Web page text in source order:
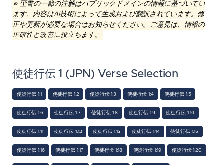
※ 聖書の一節の注解はパブリックドメインの情報に基づいてい
ます。内容はAI技術によって生成および翻訳されています。修
正や更新が必要な場合はお知らせください。ご意見は、情報の
正確性と改善に役立ちます。
使徒行伝 1 (JPN) Verse Selection
使徒行伝 1:1 使徒行伝 1:2 使徒行伝 1:3 使徒行伝 1:4 使徒行伝 1:5
使徒行伝 1:6 使徒行伝 1:7 使徒行伝 1:8 使徒行伝 1:9 使徒行伝 1:10
使徒行伝 1:11 使徒行伝 1:12 使徒行伝 1:13 使徒行伝 1:14 使徒行伝 1:15
使徒行伝 1:16 使徒行伝 1:17 使徒行伝 1:18 使徒行伝 1:19 使徒行伝 1:20